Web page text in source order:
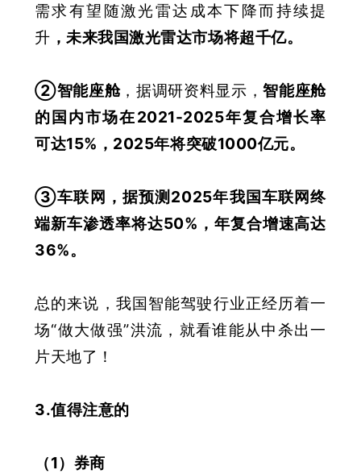
需求有望随激光雷达成本下降而持续提
升 ，未来我国激光雷达市场将超千亿。
②智能座舱，据调研资料显示，智能座舱
的国内市场在2021-2025年复合增长率
可达15%，2025年将突破1000亿元。
③车联网， 据预测2025年我国车联网终
端新车渗透率将达50%，年复合增速高达
36%。
总的来说，我国智能驾驶行业正经历着一
场“做大做强”洪流，就看谁能从中杀出一
片天地了！
3.值得注意的
（1）券商